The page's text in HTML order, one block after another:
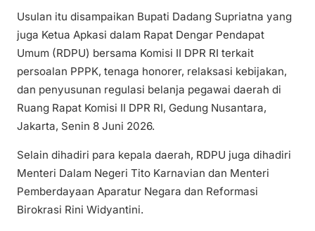
Usulan itu disampaikan Bupati Dadang Supriatna yang
juga Ketua Apkasi dalam Rapat Dengar Pendapat
Umum (RDPU) bersama Komisi II DPR RI terkait
persoalan PPPK, tenaga honorer, relaksasi kebijakan,
dan penyusunan regulasi belanja pegawai daerah di
Ruang Rapat Komisi II DPR RI, Gedung Nusantara,
Jakarta, Senin 8 Juni 2026.
Selain dihadiri para kepala daerah, RDPU juga dihadiri
Menteri Dalam Negeri Tito Karnavian dan Menteri
Pemberdayaan Aparatur Negara dan Reformasi
Birokrasi Rini Widyantini.